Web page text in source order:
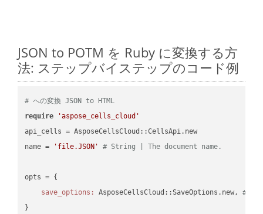
JSON to POTM を Ruby に変換する方
法: ステップバイステップのコード例
# への変換 JSON to HTML
require
'aspose_cells_cloud'
api_cells = AsposeCellsCloud::CellsApi.new
name =
'file.JSON' # String | The document name.
opts = {
save_options:
AsposeCellsCloud::SaveOptions.new, #